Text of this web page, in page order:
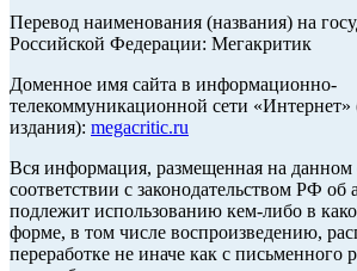
Перевод наименования (названия) на
Российской Федерации: Мегакритик
Доменное имя сайта в информационно-
телекоммуникационной сети «Интернет»
издания): megacritic.ru
Вся информация, размещенная на данном
соответствии с законодательством РФ об
подлежит использованию кем-либо в
форме, в том числе воспроизведению,
переработке не иначе как с письменного